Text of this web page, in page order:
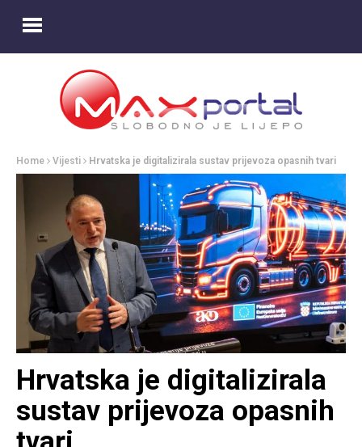
Home Vijesti Hrvatska je digitalizirala sustav prijevoza opasnih tvari
Hrvatska je digitalizirala
sustav prijevoza opasnih